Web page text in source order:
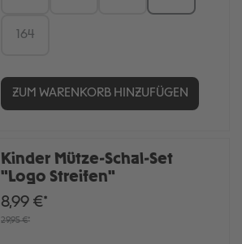
164
ZUM WARENKORB HINZUFÜGEN
Kinder Mütze-Schal-Set
"Logo Streifen"
8,99 €*
29,95 €*